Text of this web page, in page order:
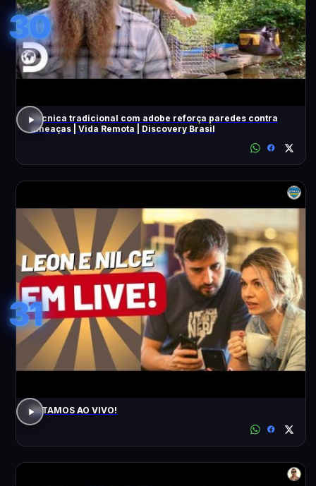
30
Técnica tradicional com adobe reforça paredes contra
ameaças | Vida Remota | Discovery Brasil
31
ESTAMOS AO VIVO!